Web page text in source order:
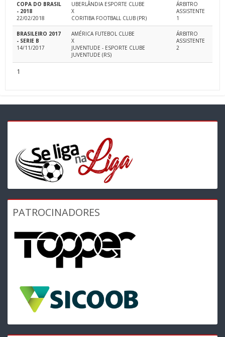
COPA DO BRASIL
- 2018
22/02/2018
UBERLÂNDIA ESPORTE CLUBE
X
CORITIBA FOOTBALL CLUB (PR)
ÁRBITRO
ASSISTENTE
1
BRASILEIRO 2017
- SERIE B
14/11/2017
AMÉRICA FUTEBOL CLUBE
X
JUVENTUDE - ESPORTE CLUBE
JUVENTUDE (RS)
ÁRBITRO
ASSISTENTE
2
1
PATROCINADORES